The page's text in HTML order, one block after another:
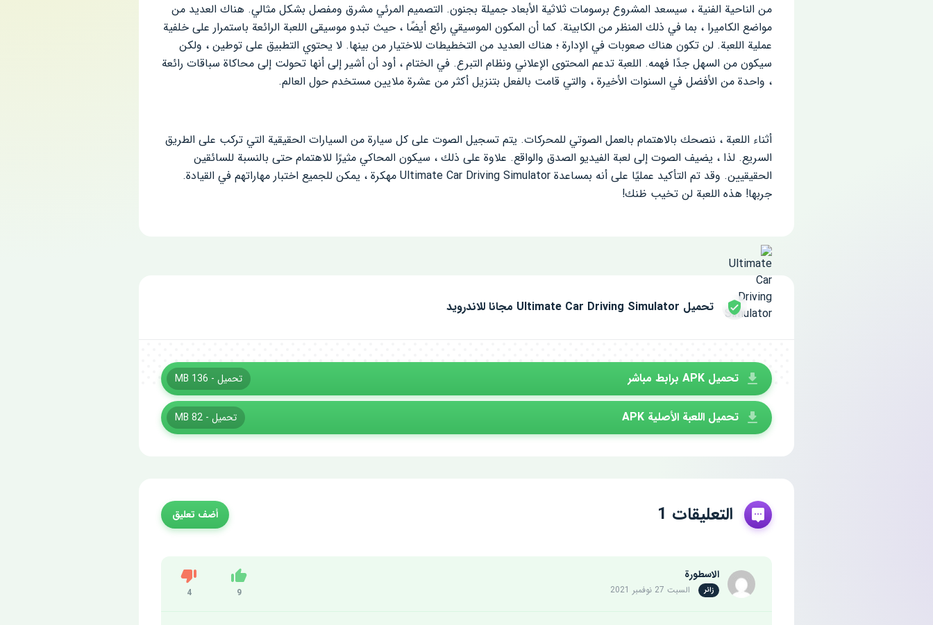
من الناحية الفنية ، سيسعد المشروع برسومات ثلاثية الأبعاد جميلة بجنون. التصميم المرئي مشرق ومفصل بشكل مثالي. هناك العديد من
مواضع الكاميرا ، بما في ذلك المنظر من الكابينة. كما أن المكون الموسيقي رائع أيضًا ، حيث تبدو موسيقى اللعبة الرائعة باستمرار على خلفية
عملية اللعبة. لن تكون هناك صعوبات في الإدارة ؛ هناك العديد من التخطيطات للاختيار من بينها. لا يحتوي التطبيق على توطين ، ولكن
سيكون من السهل جدًا فهمه. اللعبة تدعم المحتوى الإعلاني ونظام التبرع. في الختام ، أود أن أشير إلى أنها تحولت إلى محاكاة سباقات رائعة
، واحدة من الأفضل في السنوات الأخيرة ، والتي قامت بالفعل بتنزيل أكثر من عشرة ملايين مستخدم حول العالم.
أثناء اللعبة ، ننصحك بالاهتمام بالعمل الصوتي للمحركات. يتم تسجيل الصوت على كل سيارة من السيارات الحقيقية التي تركب على الطريق
السريع. لذا ، يضيف الصوت إلى لعبة الفيديو الصدق والواقع. علاوة على ذلك ، سيكون المحاكي مثيرًا للاهتمام حتى بالنسبة للسائقين
الحقيقيين. وقد تم التأكيد عمليًا على أنه بمساعدة Ultimate Car Driving Simulator مهكرة ، يمكن للجميع اختبار مهاراتهم في القيادة.
جربها! هذه اللعبة لن تخيب ظنك!
تحميل Ultimate Car Driving Simulator مجانا للاندرويد
تحميل APK برابط مباشر تحميل - 136 MB
تحميل اللعبة الأصلية APK تحميل - 82 MB
التعليقات 1 أضف تعليق
الاسطورة
زائر السبت 27 نوفمبر 2021 9
4